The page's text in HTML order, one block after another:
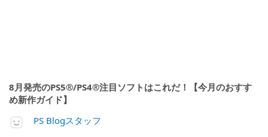
8月発売のPS5®/PS4®注目ソフトはこれだ！【今月のおすす
め新作ガイド】
PS Blogスタッフ